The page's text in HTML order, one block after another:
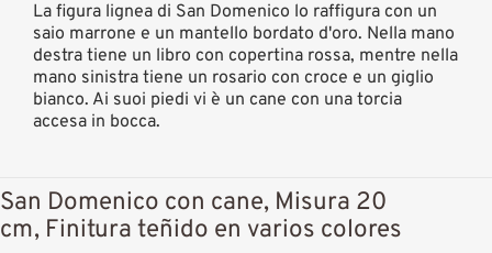
La figura lignea di San Domenico lo raffigura con un
saio marrone e un mantello bordato d'oro. Nella mano
destra tiene un libro con copertina rossa, mentre nella
mano sinistra tiene un rosario con croce e un giglio
bianco. Ai suoi piedi vi è un cane con una torcia
accesa in bocca.
San Domenico con cane, Misura 20
cm, Finitura teñido en varios colores